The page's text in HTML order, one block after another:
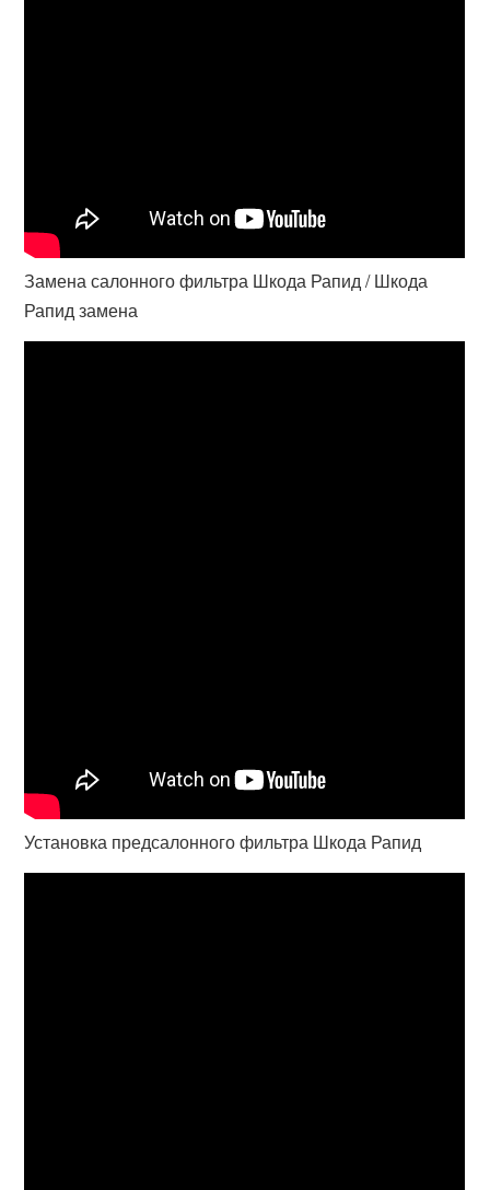
Замена салонного фильтра Шкода Рапид / Шкода
Рапид замена
Установка предсалонного фильтра Шкода Рапид